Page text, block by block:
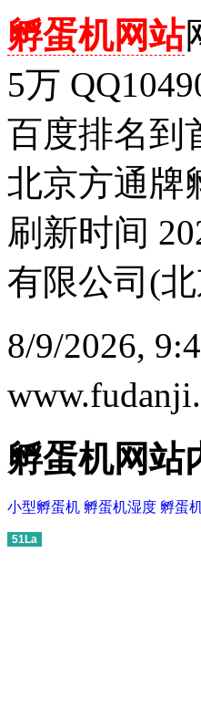
孵蛋机网站
5万
百度排名到
北京方通牌
刷新时间
有限公司(
8/9/2026,
孵蛋机网站
小型孵蛋机 孵蛋机湿度 孵蛋
51La